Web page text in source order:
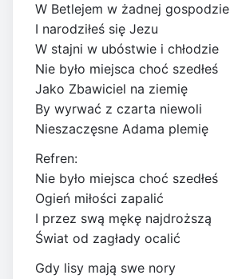
W Betlejem w żadnej gospodzie
I narodziłeś się Jezu
W stajni w ubóstwie i chłodzie
Nie było miejsca choć szedłeś
Jako Zbawiciel na ziemię
By wyrwać z czarta niewoli
Nieszaczęsne Adama plemię
Refren:
Nie było miejsca choć szedłeś
Ogień miłości zapalić
I przez swą mękę najdroższą
Świat od zagłady ocalić
Gdy lisy mają swe nory